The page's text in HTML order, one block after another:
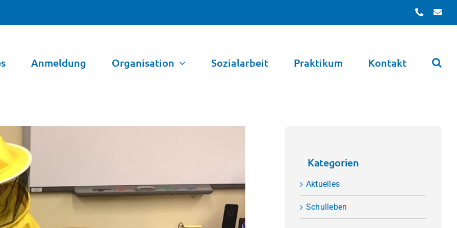
Telefon
E-
Anmeldung Organisation Sozialarbeit Praktikum Kontakt
Kategorien
Aktuelles
Schulleben